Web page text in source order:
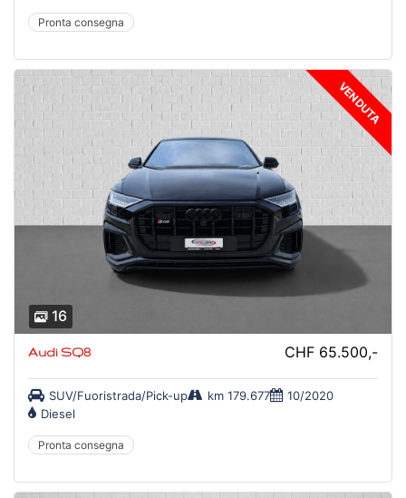
Pronta consegna
VENDUTA
16
Audi SQ8 CHF 65.500,-
SUV/Fuoristrada/Pick-up km 179.677
10/2020
Diesel
Pronta consegna